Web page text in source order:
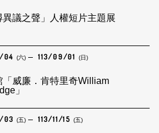
異議之聲」人權短片主題展
04 (六) 113/09/01 (日)
「威廉．肯特里奇William
」
03 (五) 113/11/15 (五)